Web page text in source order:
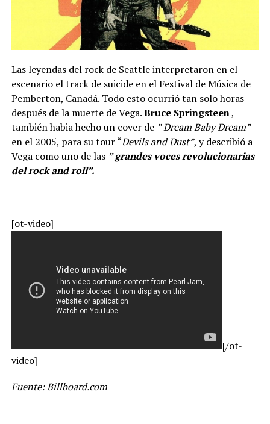
Las leyendas del rock de Seattle interpretaron en el
escenario el track de suicide en el Festival de Música de
Pemberton, Canadá. Todo esto ocurrió tan solo horas
después de la muerte de Vega.Bruce Springsteen,
también habia hecho un cover de ” Dream Baby Dream”
en el 2005, para su tour “Devils and Dust”, y describió a
Vega como uno de las ” grandes voces revolucionarias
del rock and roll”.
[ot-video]
[/ot-
video]
Fuente: Billboard.com